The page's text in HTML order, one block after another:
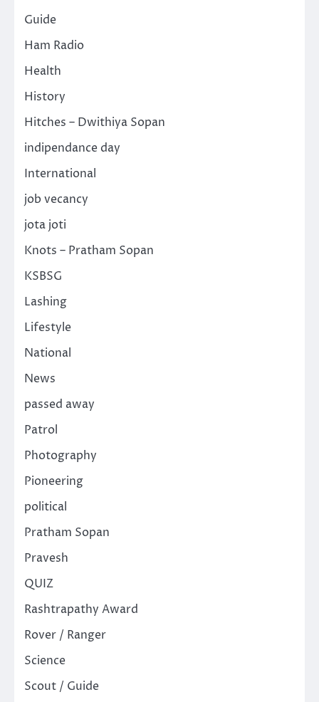
Guide
Ham Radio
Health
History
Hitches – Dwithiya Sopan
indipendance day
International
job vecancy
jota joti
Knots – Pratham Sopan
KSBSG
Lashing
Lifestyle
National
News
passed away
Patrol
Photography
Pioneering
political
Pratham Sopan
Pravesh
QUIZ
Rashtrapathy Award
Rover / Ranger
Science
Scout / Guide